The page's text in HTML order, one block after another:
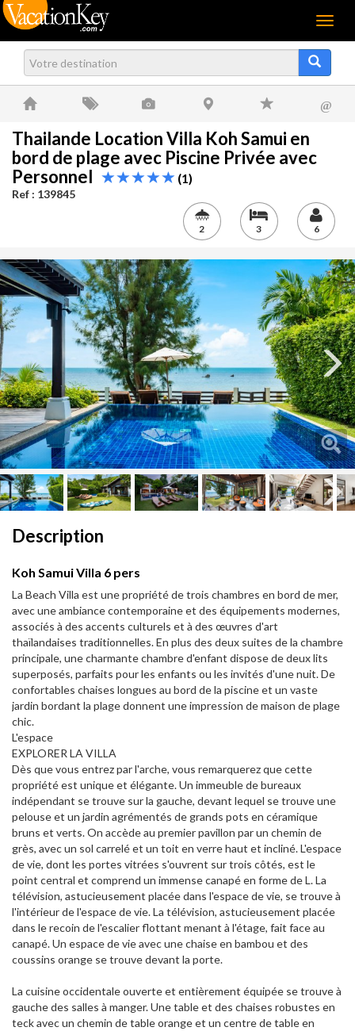
Menu
@
Thailande Location Villa Koh Samui en
bord de plage avec Piscine Privée avec
Personnel
(1)
Ref : 139845
2 3 6
Next
Description
Koh Samui Villa 6 pers
La Beach Villa est une propriété de trois chambres en bord de mer,
avec une ambiance contemporaine et des équipements modernes,
associés à des accents culturels et à des œuvres d'art
thaïlandaises traditionnelles. En plus des deux suites de la chambre
principale, une charmante chambre d'enfant dispose de deux lits
superposés, parfaits pour les enfants ou les invités d'une nuit. De
confortables chaises longues au bord de la piscine et un vaste
jardin bordant la plage donnent une impression de maison de plage
chic.
L'espace
EXPLORER LA VILLA
Dès que vous entrez par l'arche, vous remarquerez que cette
propriété est unique et élégante. Un immeuble de bureaux
indépendant se trouve sur la gauche, devant lequel se trouve une
pelouse et un jardin agrémentés de grands pots en céramique
bruns et verts. On accède au premier pavillon par un chemin de
grès, avec un sol carrelé et un toit en verre haut et incliné. L'espace
de vie, dont les portes vitrées s'ouvrent sur trois côtés, est le
point central et comprend un immense canapé en forme de L. La
télévision, astucieusement placée dans l'espace de vie, se trouve à
l'intérieur de l'espace de vie. La télévision, astucieusement placée
dans le recoin de l'escalier flottant menant à l'étage, fait face au
canapé. Un espace de vie avec une chaise en bambou et des
coussins orange se trouve devant la porte.
La cuisine occidentale ouverte et entièrement équipée se trouve à
gauche des salles à manger. Une table et des chaises robustes en
teck avec un chemin de table orange et un centre de table en